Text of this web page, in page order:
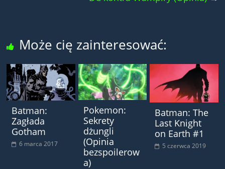
Może cię zainteresować:
Batman:
Zagłada
Gotham
6 marca 2017
Pokemon:
Sekrety
dżungli
(Opinia
bezspoilerow
a)
Batman: The
Last Knight
on Earth #1
5 czerwca 2019